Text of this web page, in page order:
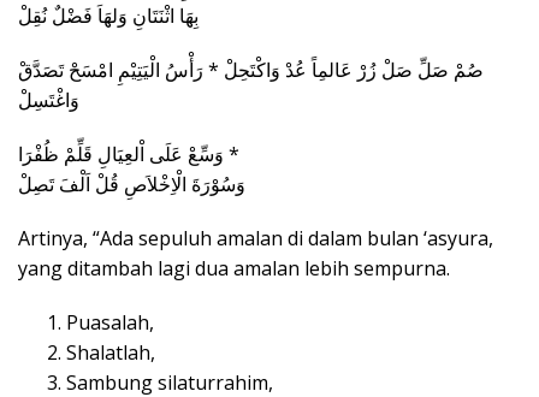
بِهَا اثْنَتَانِ وَلهَاَ فَضْلٌ نُقِلْ
صُمْ صَلِّ صَلْ زُرْ عَالمِاً عُدْ وَاكْتَحِلْ * رَأْسُ الْيَتِيْمِ امْسَحْ تَصَدَّقْ
وَاغْتَسِلْ
وَسِّعْ عَلَى اْلعِيَالِ قَلِّمْ ظُفْرَا *
وَسُوْرَةَ الْاِخْلاَصِ قُلْ اَلْفَ تَصِلْ
Artinya, “Ada sepuluh amalan di dalam bulan ‘asyura,
yang ditambah lagi dua amalan lebih sempurna.
Puasalah,
Shalatlah,
Sambung silaturrahim,